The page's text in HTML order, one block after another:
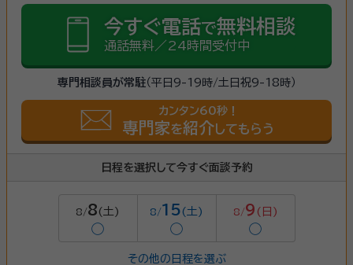
今すぐ電話で無料相談
通話無料／24時間受付中
専門相談員が常駐（平日9-19時/土日祝9-18時）
カンタン60秒！
専門家を紹介 してもらう
日程を選択して今すぐ面談予約
8/8 (土)
◯
8/15(土)
◯
8/9 (日)
◯
その他の日程を選ぶ